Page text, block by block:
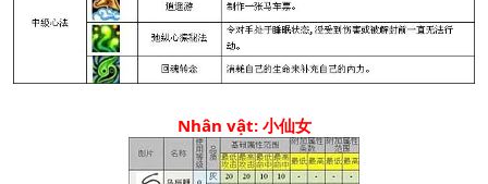
Nhân vật: 小仙女